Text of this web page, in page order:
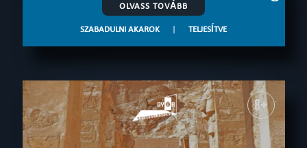
OLVASS TOVÁBB
SZABADULNI AKAROK | TELJESÍTVE
8+